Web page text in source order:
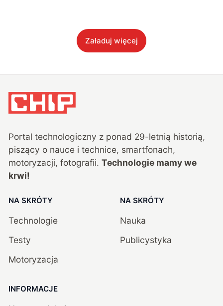
Załaduj więcej
Portal technologiczny z ponad 29-letnią historią,
piszący o nauce i technice, smartfonach,
motoryzacji, fotografii. Technologie mamy we
krwi!
NA SKRÓTY
Technologie
Testy
Motoryzacja
NA SKRÓTY
Nauka
Publicystyka
INFORMACJE